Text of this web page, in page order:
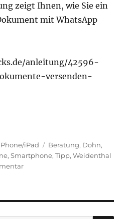
zeigt Ihnen, wie Sie ein
mit WhatsApp
anleitung/42596-
versenden-
iPad Schlagwörter
Beratung, Dohn,
,Smartphone,Tipp,Weidenthal
zu